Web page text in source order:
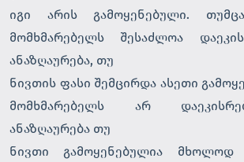
იგი არის გამოყენებული.
მომხმარებელს შესაძლოა
ანაზღაურება, თუ
ნივთის ფასი შემცირდა ასეთი
მომხმარებელს არ
ანაზღაურება თუ
ნივთი გამოყენებულია მხოლოდ